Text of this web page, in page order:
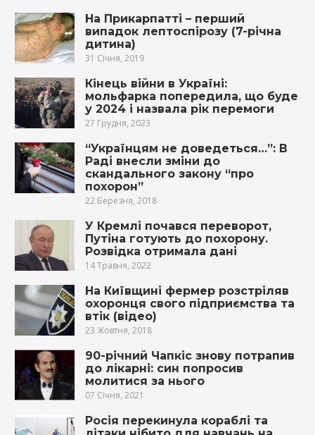
На Прикарпатті – перший
випадок лептоспірозу (7-річна
дитина)
31 Січня, 2019
Кінець війни в Україні:
мольфарка попередила, що буде
у 2024 і назвала рік перемоги
27 Грудня, 2023
“Українцям не доведеться…”: В
Раді внесли зміни до
скандального закону “про
похорон”
22 Березня, 2018
У Кремлі почався переворот,
Путіна готують до похорону.
Розвідка отримала дані
14 Травня, 2022
На Київщині фермер розстріляв
охоронця свого підприємства та
втік (відео)
23 Жовтня, 2018
90-річний Чапкіс знову потрапив
до лікарні: син попросив
молитися за нього
07 Січня, 2021
Росія перекинула кораблі та